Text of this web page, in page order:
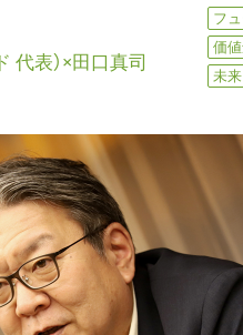
代表）×田口真司
フ
価
未来